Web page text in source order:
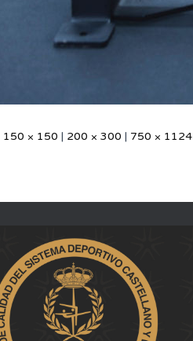
150 × 150 | 200 × 300 | 750 × 1124